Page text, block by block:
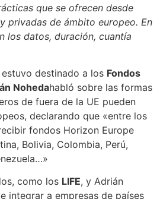
que se ofrecen desde
privadas de ámbito europeo. En
los datos, duración, cuantía
destinado a los Fondos
Nohedahabló sobre las formas
de fuera de la UE pueden
declarando que «entre los
fondos Horizon Europe
Bolivia, Colombia, Perú,
como los LIFE, y Adrián
integrar a empresas de países